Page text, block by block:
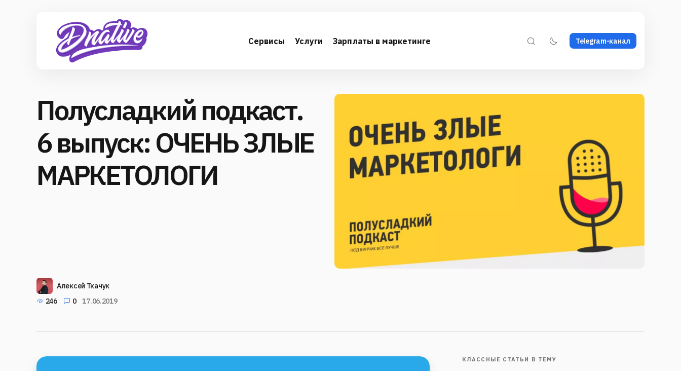
Сервисы Услуги Зарплаты в маркетинге Telegram-канал
Полусладкий подкаст.
6 выпуск: ОЧЕНЬ ЗЛЫЕ
МАРКЕТОЛОГИ
Алексей Ткачук
246
0 17.06.2019
КЛАССНЫЕ СТАТЬИ В ТЕМУ